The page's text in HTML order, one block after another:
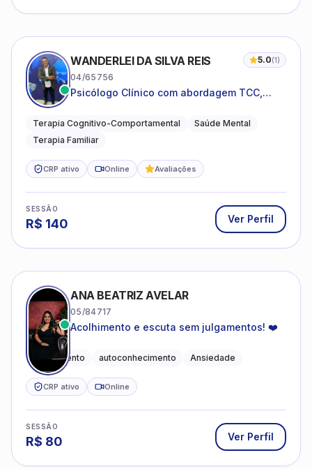
WANDERLEI DA SILVA REIS 5.0(1)
04/65756
Psicólogo Clínico com abordagem TCC,
sistêmica
Terapia Cognitivo-Comportamental
Saúde Mental
Terapia Familiar
CRP ativo Online Avaliações
SESSÃO
R$ 140 Ver Perfil
ANA BEATRIZ AVELAR
05/84717
Acolhimento e escuta sem julgamentos! ❤️
Acolhimento autoconhecimento Ansiedade
CRP ativo Online
SESSÃO
R$ 80 Ver Perfil